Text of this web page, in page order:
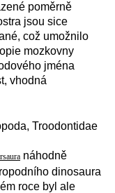
poměrně
jsou sice
což umožnilo
mozkovny
jména
vhodná
Troodontidae
náhodně
dinosaura
roce byl ale